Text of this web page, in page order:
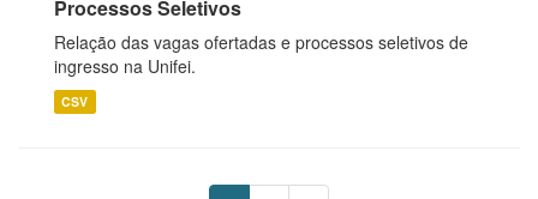
Processos Seletivos
Relação das vagas ofertadas e processos seletivos de
ingresso na Unifei.
CSV